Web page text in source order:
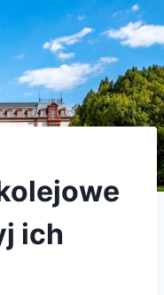
ich